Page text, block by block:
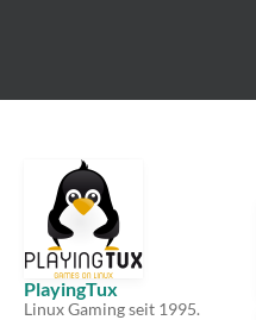
PlayingTux
Linux Gaming seit 1995.